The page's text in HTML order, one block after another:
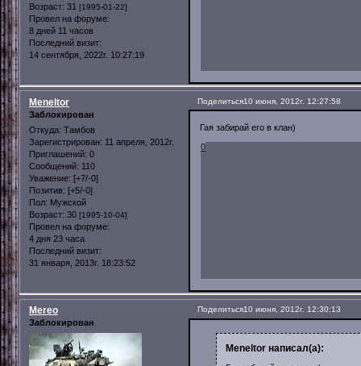
Возраст: 31 [1995-01-22]
Провел на форуме:
8 дней 11 часов
Последний визит:
14 сентября, 2022г. 10:27:19
Поделиться10 июня, 2012г. 12:27:58
Meneltor
Заблокирован
Откуда: Тамбов
Зарегистрирован: 11 апреля, 2012г.
Приглашений: 0
Сообщений: 110
Уважение: [+7/-0]
Позитив: [+5/-0]
Пол: Мужской
Возраст: 30 [1995-10-04]
Провел на форуме:
4 дня 23 часа
Последний визит:
31 января, 2013г. 18:23:52
Гая забирай его в клан)
0
Поделиться10 июня, 2012г. 12:30:13
Mereo
Заблокирован
Meneltor написал(а):